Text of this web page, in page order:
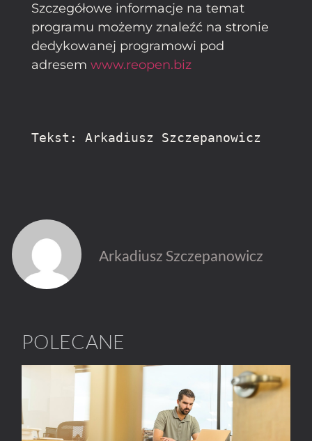
Szczegółowe informacje na temat
programu możemy znaleźć na stronie
dedykowanej programowi pod
adresem www.reopen.biz
Tekst: Arkadiusz Szczepanowicz
Arkadiusz Szczepanowicz
POLECANE